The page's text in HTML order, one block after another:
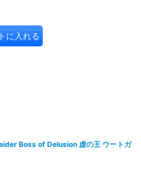
に入れる
Boss of Delusion 虚の王 ウートガ